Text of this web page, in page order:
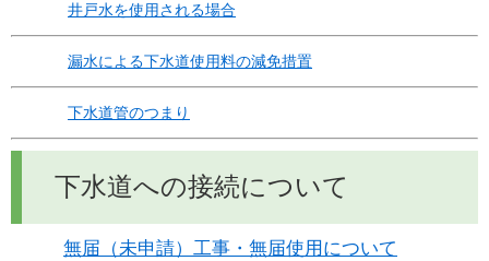
井戸水を使用される場合
漏水による下水道使用料の減免措置
下水道管のつまり
下水道への接続について
無届（未申請）工事・無届使用について